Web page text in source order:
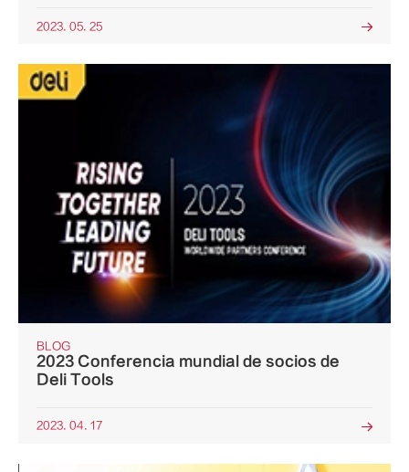
2023. 05. 25 
BLOG
2023 Conferencia mundial de socios de
Deli Tools
2023. 04. 17 